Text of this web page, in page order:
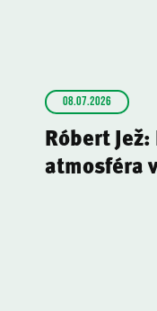
08.07.2026
Róbert
atmosféra